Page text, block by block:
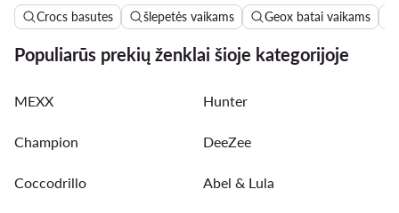
Crocs basutes šlepetės vaikams Geox batai vaikams
Populiarūs prekių ženklai šioje kategorijoje
MEXX Hunter
Champion DeeZee
Coccodrillo Abel & Lula